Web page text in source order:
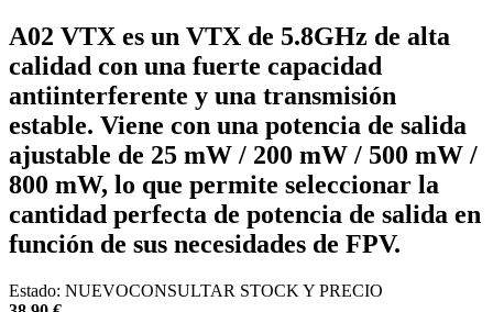
A02 VTX es un VTX de 5.8GHz de alta
calidad con una fuerte capacidad
antiinterferente y una transmisión
estable. Viene con una potencia de salida
ajustable de 25 mW / 200 mW / 500 mW /
800 mW, lo que permite seleccionar la
cantidad perfecta de potencia de salida en
función de sus necesidades de FPV.
Estado: NUEVOCONSULTAR STOCK Y PRECIO